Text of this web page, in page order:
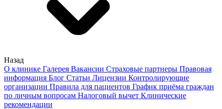
Назад
О клинике Галерея Вакансии Страховые партнеры Правовая
информация Блог Статьи Лицензии Контролирующие
организации Правила для пациентов График приёма граждан
по личным вопросам Налоговый вычет Клинические
рекомендации